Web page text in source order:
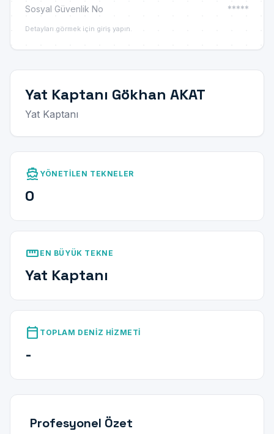
Sosyal Güvenlik No
*****
Detayları görmek için giriş yapın.
Yat Kaptanı Gökhan AKAT
Yat Kaptanı
directions_boat YÖNETILEN TEKNELER
0
straighten EN BÜYÜK TEKNE
Yat Kaptanı
calendar_today TOPLAM DENIZ HIZMETI
-
Profesyonel Özet